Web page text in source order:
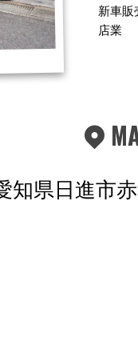
新車販
店業
知県日進市